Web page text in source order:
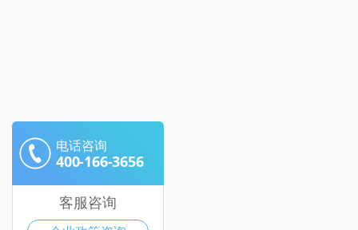
电话咨询
400-166-3656
客服咨询